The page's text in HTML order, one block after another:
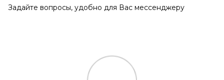
Задайте вопросы, удобно для Вас мессенджеру